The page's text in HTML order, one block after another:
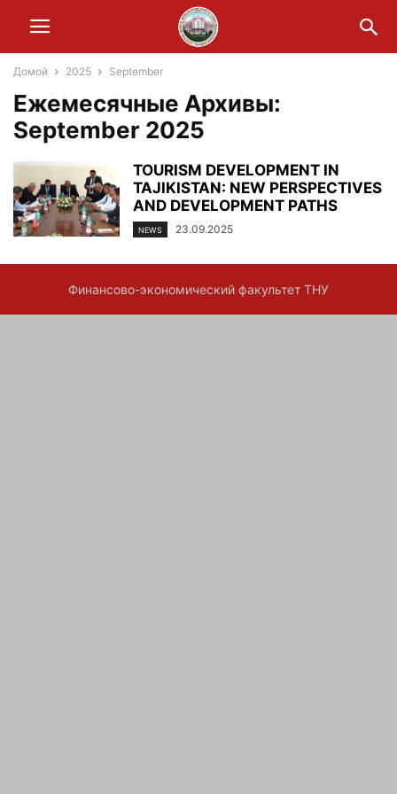
Домой 2025 September
Ежемесячные Архивы:
September 2025
TOURISM DEVELOPMENT IN
TAJIKISTAN: NEW PERSPECTIVES
AND DEVELOPMENT PATHS
NEWS 23.09.2025
Финансово-экономический факультет ТНУ